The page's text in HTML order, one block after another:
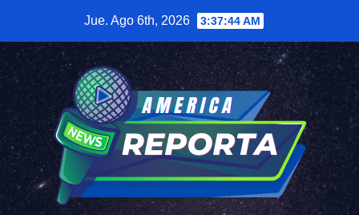
contenido
Jue. Ago 6th, 2026 3:37:45 AM